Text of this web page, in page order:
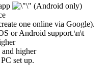
(Android only)
one online via Google).
or Android support.\n\t
higher
set up.